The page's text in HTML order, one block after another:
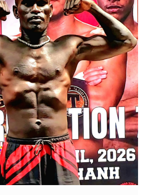
vào Chủ Nhật, ngày 21 tháng 6